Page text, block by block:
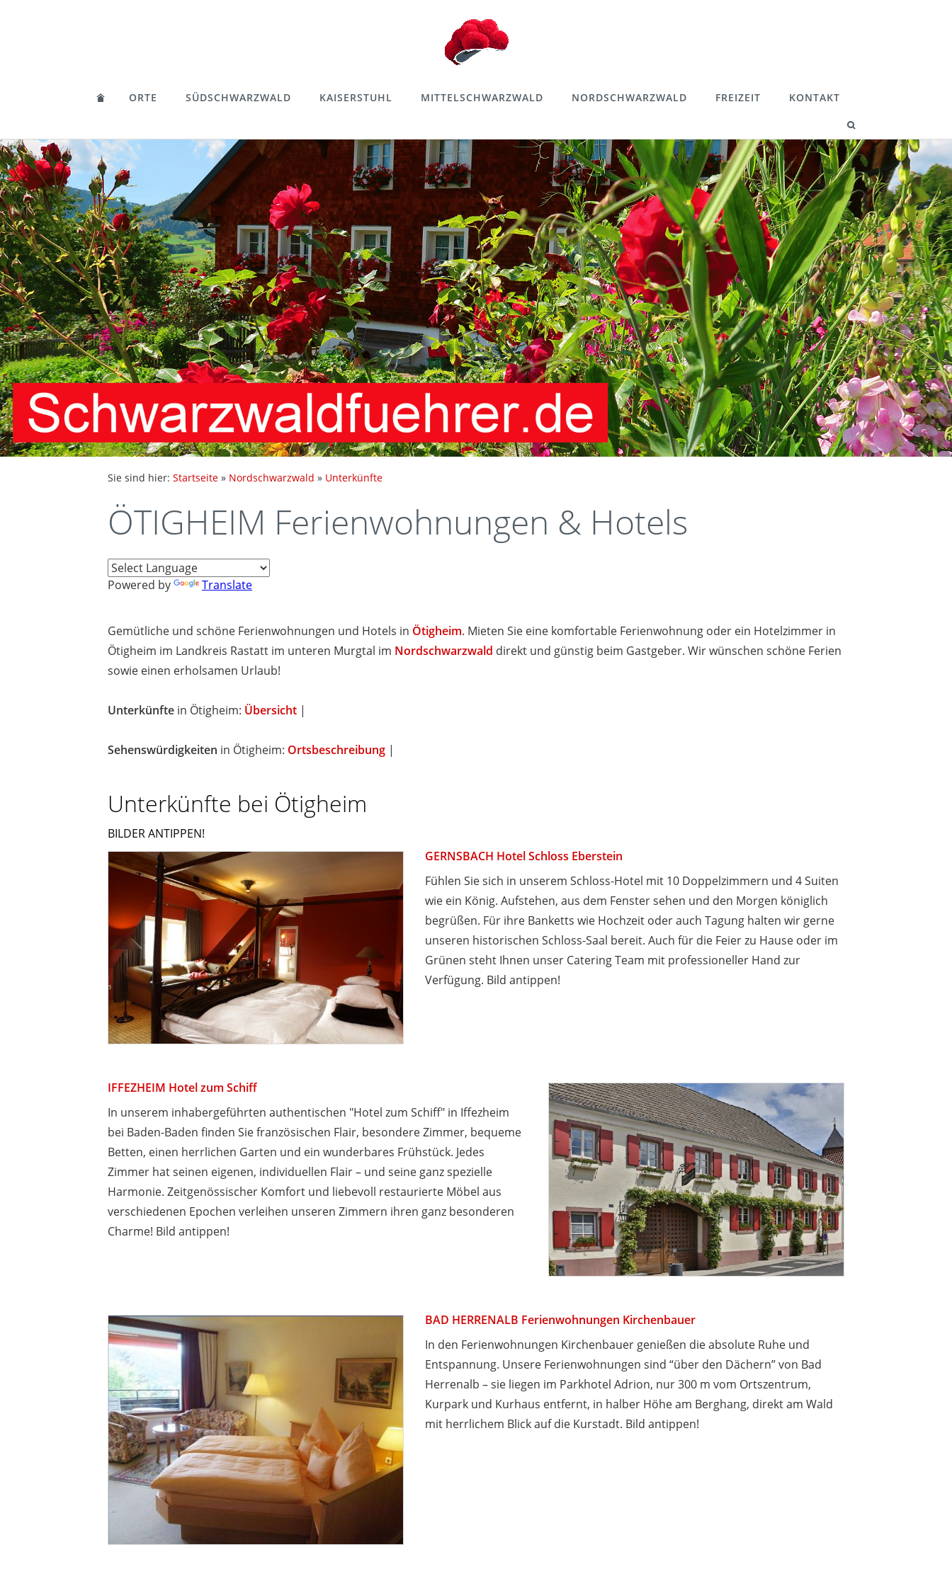
ORTE SÜDSCHWARZWALD KAISERSTUHL MITTELSCHWARZWALD NORDSCHWARZWALD FREIZEIT KONTAKT
Sie sind hier: Startseite » Nordschwarzwald » Unterkünfte
ÖTIGHEIM Ferienwohnungen & Hotels
Powered by Translate
Gemütliche und schöne Ferienwohnungen und Hotels in Ötigheim. Mieten Sie eine komfortable Ferienwohnung oder ein Hotelzimmer in
Ötigheim im Landkreis Rastatt im unteren Murgtal im Nordschwarzwald direkt und günstig beim Gastgeber. Wir wünschen schöne Ferien
sowie einen erholsamen Urlaub!
Unterkünfte in Ötigheim: Übersicht |
Sehenswürdigkeiten in Ötigheim: Ortsbeschreibung |
Unterkünfte bei Ötigheim
BILDER ANTIPPEN!
GERNSBACH Hotel Schloss Eberstein
Fühlen Sie sich in unserem Schloss-Hotel mit 10 Doppelzimmern und 4 Suiten
wie ein König. Aufstehen, aus dem Fenster sehen und den Morgen königlich
begrüßen. Für ihre Banketts wie Hochzeit oder auch Tagung halten wir gerne
unseren historischen Schloss-Saal bereit. Auch für die Feier zu Hause oder im
Grünen steht Ihnen unser Catering Team mit professioneller Hand zur
Verfügung. Bild antippen!
IFFEZHEIM Hotel zum Schiff
In unserem inhabergeführten authentischen "Hotel zum Schiff" in Iffezheim
bei Baden-Baden finden Sie französischen Flair, besondere Zimmer, bequeme
Betten, einen herrlichen Garten und ein wunderbares Frühstück. Jedes
Zimmer hat seinen eigenen, individuellen Flair – und seine ganz spezielle
Harmonie. Zeitgenössischer Komfort und liebevoll restaurierte Möbel aus
verschiedenen Epochen verleihen unseren Zimmern ihren ganz besonderen
Charme! Bild antippen!
BAD HERRENALB Ferienwohnungen Kirchenbauer
In den Ferienwohnungen Kirchenbauer genießen die absolute Ruhe und
Entspannung. Unsere Ferienwohnungen sind “über den Dächern” von Bad
Herrenalb – sie liegen im Parkhotel Adrion, nur 300 m vom Ortszentrum,
Kurpark und Kurhaus entfernt, in halber Höhe am Berghang, direkt am Wald
mit herrlichem Blick auf die Kurstadt. Bild antippen!